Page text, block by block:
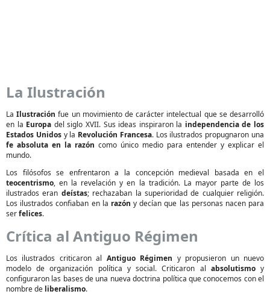
La Ilustración
LaIlustración fue un movimiento de carácter intelectual que se desarrolló
en la Europa del siglo XVII. Sus ideas inspiraron la independencia de los
Estados Unidosy la Revolución Francesa. Los ilustrados propugnaron una
fe absoluta en la razón como único medio para entender y explicar el
mundo.
Los filósofos se enfrentaron a la concepción medieval basada en el
teocentrismo, en la revelación y en la tradición. La mayor parte de los
ilustrados eran deístas; rechazaban la superioridad de cualquier religión.
Los ilustrados confiaban en la razón y decían que las personas nacen para
serfelices.
Crítica al Antiguo Régimen
Los ilustrados criticaron al Antiguo Régimen y propusieron un nuevo
modelo de organización política y social. Criticaron al absolutismoy
configuraron las bases de una nueva doctrina política que conocemos con el
nombre de liberalismo.